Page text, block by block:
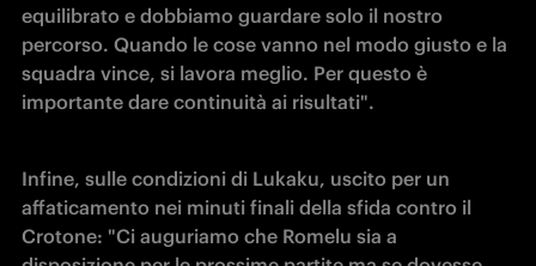
equilibrato e dobbiamo guardare solo il nostro
percorso. Quando le cose vanno nel modo giusto e la
squadra vince, si lavora meglio. Per questo è
importante dare continuità ai risultati".
Infine, sulle condizioni di Lukaku, uscito per un
affaticamento nei minuti finali della sfida contro il
Crotone: "Ci auguriamo che Romelu sia a